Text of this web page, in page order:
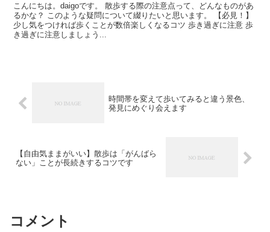
こんにちは。daigoです。 散歩する際の注意点って、どんなものがあ
るかな？ このような疑問について綴りたいと思います。 【必見！】
少し気をつければ歩くことが数倍楽しくなるコツ 歩き過ぎに注意 歩
き過ぎに注意しましょう...
時間帯を変えて歩いてみると違う景色、
発見にめぐり会えます
【自由気ままがいい】散歩は「がんばら
ない」ことが長続きするコツです
コメント